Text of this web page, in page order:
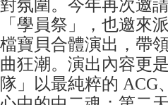
對氛圍。今年再次邀
「學員祭」，也邀來
檔寶貝合體演出，帶
曲狂潮。演出內容更
隊」以最純粹的 ACG